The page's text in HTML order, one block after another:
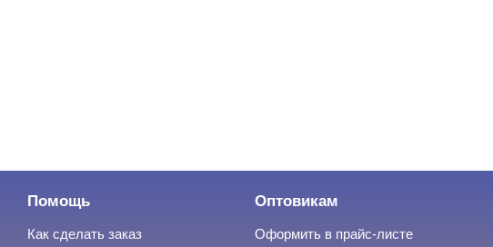
Помощь
Как сделать заказ
Оптовикам
Оформить в прайс-листе